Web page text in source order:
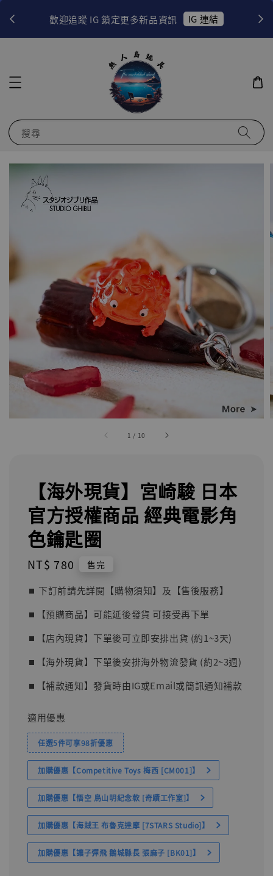
歡迎追蹤 IG 鎖定更多新品資訊 IG 連結
搜尋
1 / 10
【海外現貨】宮崎駿 日本
官方授權商品 經典電影角
色鑰匙圈
Regular
NT$ 780 售完
⏹︎ 下訂前請先詳閱【購物須知】及【售後服務】
⏹︎【預購商品】可能延後發貨 可接受再下單
⏹︎【店內現貨】下單後可立即安排出貨 (約1~3天)
⏹︎【海外現貨】下單後安排海外物流發貨 (約2~3週)
⏹︎【補款通知】發貨時由IG或Email或簡訊通知補款
適用優惠
任選5件可享98折優惠
加購優惠【Competitive Toys 梅西 [CM001]】
加購優惠【悟空 鳥山明紀念款 [奇蹟工作室]】
加購優惠【海賊王 布魯克達摩 [7STARS Studio]】
加購優惠【讓子彈飛 鵝城縣長 張麻子 [BK01]】